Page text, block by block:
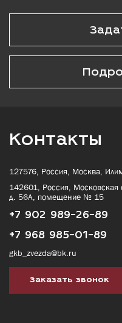
Контакты
127576, Россия, Москва,
142601, Россия, Московская
д. 56А, помещение № 15
+7 902 989-26-89
+7 968 985-01-89
gkb_zvezda@bk.ru
Заказать звонок